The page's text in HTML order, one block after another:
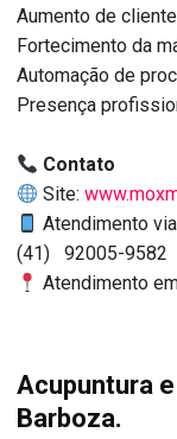
Aumento de
Fortecimento da
Automação de
Presença
Contato
Site:
Atendimento
(41) 92005-9582
Atendimento
Acupuntura
Barboza.